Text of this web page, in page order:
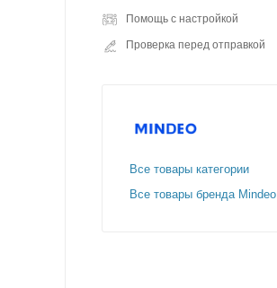
Помощь с настройкой
Проверка перед отправкой
Все товары категории
Все товары бренда Mindeo